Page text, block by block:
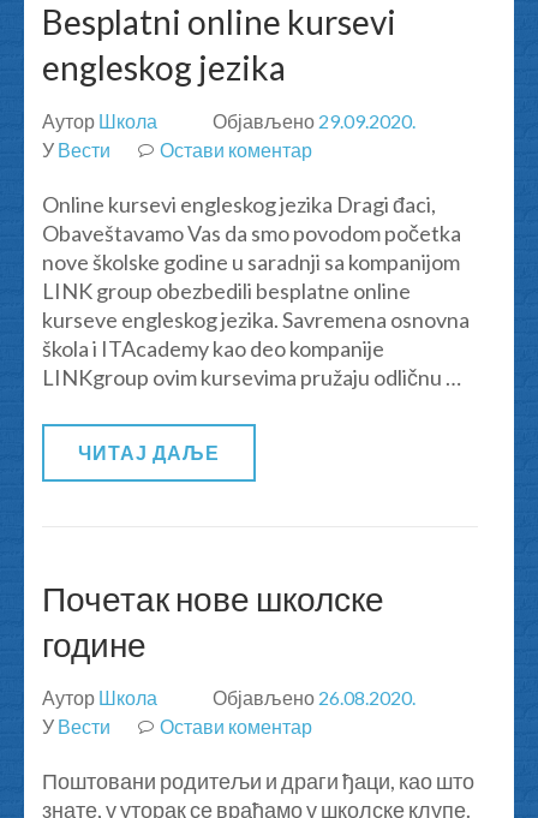
Besplatni online kursevi
engleskog jezika
Аутор Школа Објављено 29.09.2020.
У Вести Остави коментар
online
kursevi
engleskog
jezika
Online kursevi engleskog jezika Dragi đaci,
Obaveštavamo Vas da smo povodom početka
nove školske godine u saradnji sa kompanijom
LINK group obezbedili besplatne online
kurseve engleskog jezika. Savremena osnovna
škola i ITAcademy kao deo kompanije
LINKgroup ovim kursevima pružaju odličnu …
ЧИТАЈ ДАЉЕ
Почетак нове школске
године
Аутор Школа Објављено 26.08.2020.
У Вести Остави коментар
нове
школске
Поштовани родитељи и драги ђаци, као што
знате, у уторак се враћамо у школске клупе.